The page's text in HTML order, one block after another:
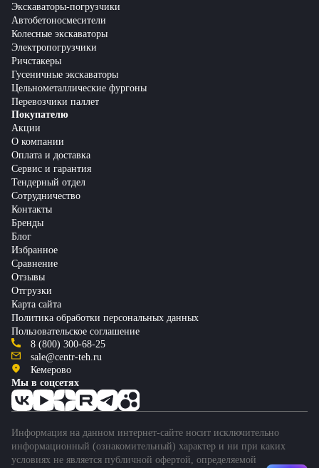
Экскаваторы-погрузчики
Автобетоносмесители
Колесные экскаваторы
Электропогрузчики
Ричстакеры
Гусеничные экскаваторы
Цельнометаллические фургоны
Перевозчики паллет
Покупателю
Акции
О компании
Оплата и доставка
Сервис и гарантия
Тендерный отдел
Сотрудничество
Контакты
Бренды
Блог
Избранное
Сравнение
Отзывы
Отгрузки
Карта сайта
Политика обработки персональных данных
Пользовательское соглашение
8 (800) 300-68-25
sale@centr-teh.ru
Кемерово
Мы в соцсетях
Информация на данном интернет-сайте носит исключительно
информационный (ознакомительный) характер и ни при каких
условиях не является публичной офертой, определяемой